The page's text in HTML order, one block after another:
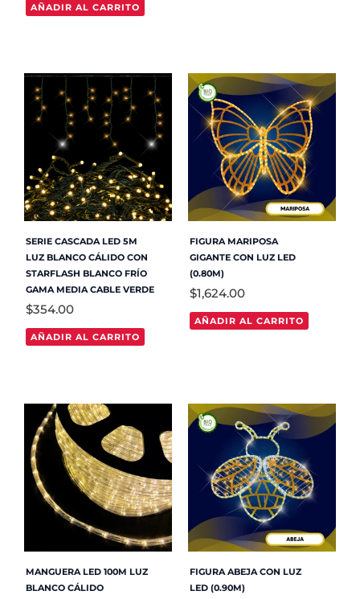
AÑADIR AL CARRITO
SERIE CASCADA LED 5M
LUZ BLANCO CÁLIDO CON
STARFLASH BLANCO FRÍO
GAMA MEDIA CABLE VERDE
$354.00
AÑADIR AL CARRITO
FIGURA MARIPOSA
GIGANTE CON LUZ LED
(0.80M)
$1,624.00
AÑADIR AL CARRITO
MANGUERA LED 100M LUZ
BLANCO CÁLIDO
FIGURA ABEJA CON LUZ
LED (0.90M)